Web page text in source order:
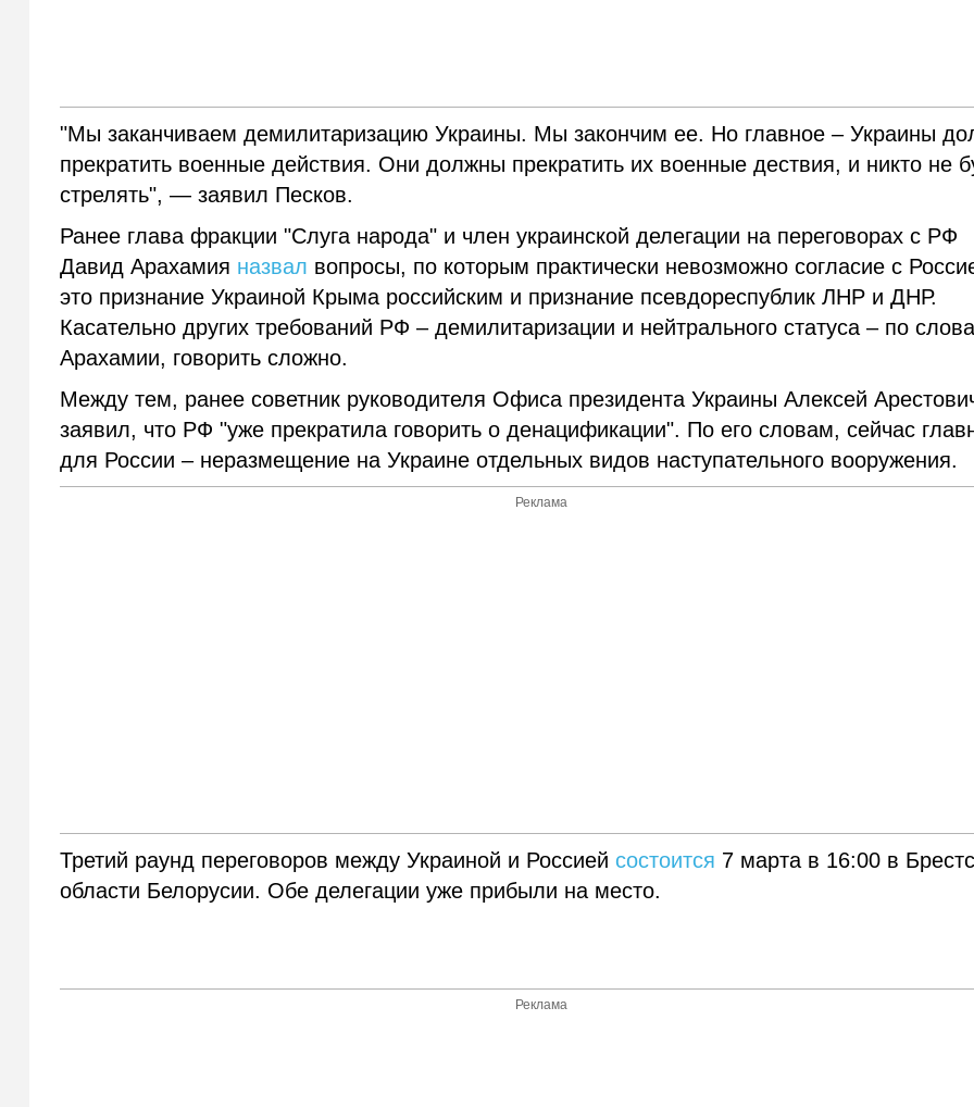
"Мы заканчиваем демилитаризацию Украины. Мы закончим ее. Но главное – Украины
прекратить военные действия. Они должны прекратить их военные дествия, и никто не
стрелять", — заявил Песков.
Ранее глава фракции "Слуга народа" и член украинской делегации на переговорах с РФ
Давид Арахамия назвал вопросы, по которым практически невозможно согласие с
это признание Украиной Крыма российским и признание псевдореспублик ЛНР и ДНР.
Касательно других требований РФ – демилитаризации и нейтрального статуса – по
Арахамии, говорить сложно.
Между тем, ранее советник руководителя Офиса президента Украины Алексей
заявил, что РФ "уже прекратила говорить о денацификации". По его словам, сейчас
для России – неразмещение на Украине отдельных видов наступательного вооружения.
Реклама
Третий раунд переговоров между Украиной и Россиейсостоится 7 марта в 16:00 в
области Белорусии. Обе делегации уже прибыли на место.
Реклама